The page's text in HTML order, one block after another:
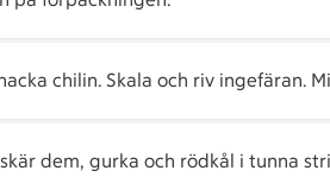
chilin. Skala och riv ingefäran.
dem, gurka och rödkål i tunna